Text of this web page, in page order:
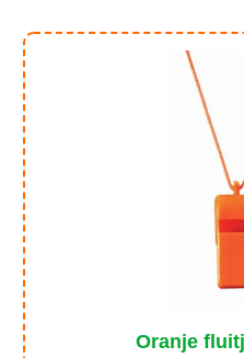
Oranje